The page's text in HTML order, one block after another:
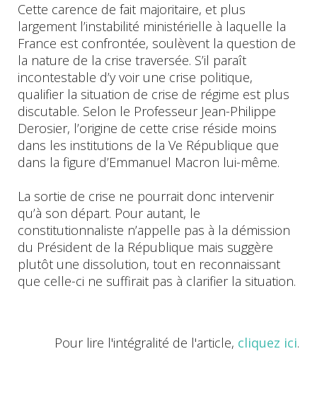
Cette carence de fait majoritaire, et plus
largement l’instabilité ministérielle à laquelle la
France est confrontée, soulèvent la question de
la nature de la crise traversée. S’il paraît
incontestable d’y voir une crise politique,
qualifier la situation de crise de régime est plus
discutable. Selon le Professeur Jean-Philippe
Derosier, l’origine de cette crise réside moins
dans les institutions de la Ve République que
dans la figure d’Emmanuel Macron lui-même.
La sortie de crise ne pourrait donc intervenir
qu’à son départ. Pour autant, le
constitutionnaliste n’appelle pas à la démission
du Président de la République mais suggère
plutôt une dissolution, tout en reconnaissant
que celle-ci ne suffirait pas à clarifier la situation.
Pour lire l'intégralité de l'article, cliquez ici.